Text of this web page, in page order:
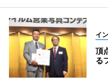
イ
頂
る